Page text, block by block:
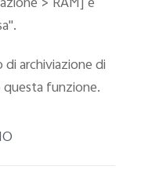
archiviazione di
funzione.